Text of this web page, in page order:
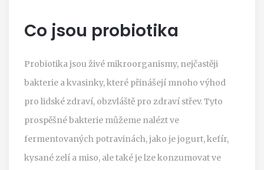
Co jsou probiotika
Probiotika jsou živé mikroorganismy, nejčastěji
bakterie a kvasinky, které přinášejí mnoho výhod
pro lidské zdraví, obzvláště pro zdraví střev. Tyto
prospěšné bakterie můžeme nalézt ve
fermentovaných potravinách, jako je jogurt, kefír,
kysané zelí a miso, ale také je lze konzumovat ve